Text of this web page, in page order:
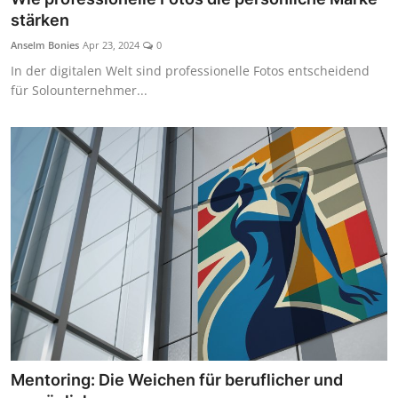
stärken
Anselm Bonies Apr 23, 2024 0
In der digitalen Welt sind professionelle Fotos entscheidend
für Solounternehmer...
Mentoring: Die Weichen für beruflicher und